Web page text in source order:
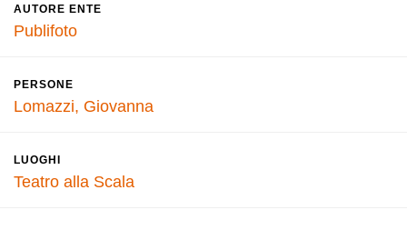
AUTORE ENTE
Publifoto
PERSONE
Lomazzi, Giovanna
LUOGHI
Teatro alla Scala